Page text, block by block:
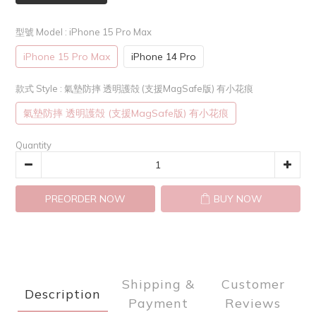
型號 Model : iPhone 15 Pro Max
iPhone 15 Pro Max iPhone 14 Pro
款式 Style : 氣墊防摔 透明護殻 (支援MagSafe版) 有小花痕
氣墊防摔 透明護殻 (支援MagSafe版) 有小花痕
Quantity
PREORDER NOW BUY NOW
Description
Shipping &
Payment
Customer
Reviews